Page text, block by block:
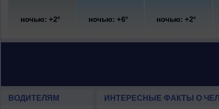
ночью: +2° ночью: +6° ночью: +2°
ВОДИТЕЛЯМ ИНТЕРЕСНЫЕ ФАКТЫ О